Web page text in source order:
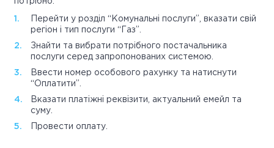
Перейти у розділ “Комунальні послуги”, вказати свій
регіон і тип послуги “Газ”.
Знайти та вибрати потрібного постачальника
послуги серед запропонованих системою.
Ввести номер особового рахунку та натиснути
“Оплатити”.
Вказати платіжні реквізити, актуальний емейл та
суму.
Провести оплату.